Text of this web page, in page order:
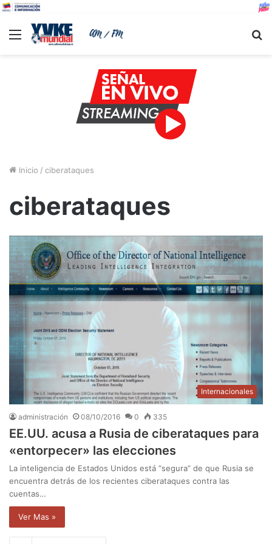
Menu
Inicio / ciberataques
ciberataques
Internacionales
administración 08/10/2016 0 335
EE.UU. acusa a Rusia de ciberataques para
«entorpecer» las elecciones
La inteligencia de Estados Unidos está “segura” de que Rusia se
encuentra detrás de los recientes ciberataques contra las
cuentas…
Ver Mas »